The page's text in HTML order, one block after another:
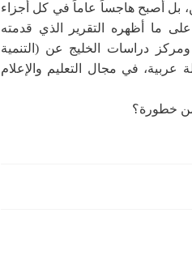
بل أصبح هاجساً عاماً في كل أجزاء
على ما أظهره التقرير الذي قدمته
دراسات الخليج عن (التنمية
سنة 2008م في القاهرة بعد رصد واقع التنمية الثقافية في 22 دولة عربية، في مجال التعليم والإعلام
من خطورة؟